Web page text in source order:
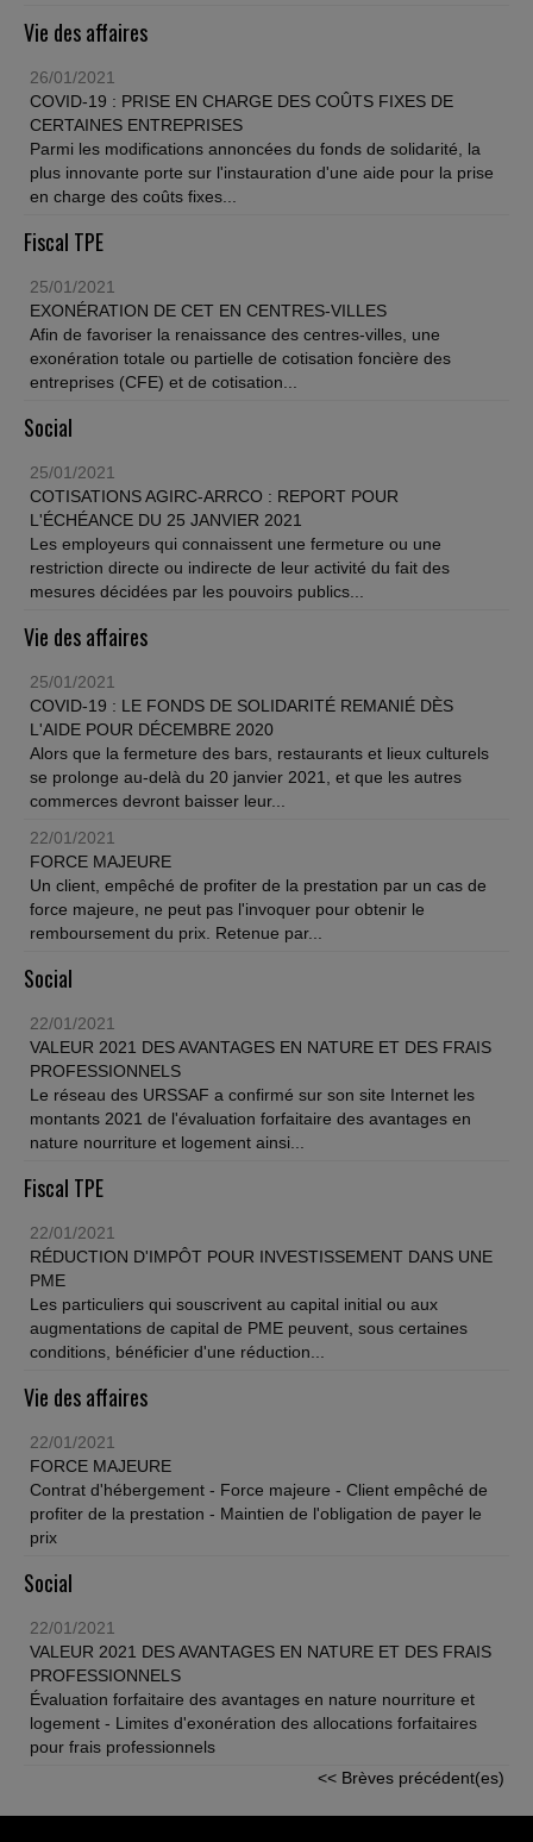
Vie des affaires
26/01/2021
COVID-19 : PRISE EN CHARGE DES COÛTS FIXES DE
CERTAINES ENTREPRISES
Parmi les modifications annoncées du fonds de solidarité, la
plus innovante porte sur l'instauration d'une aide pour la prise
en charge des coûts fixes...
Fiscal TPE
25/01/2021
EXONÉRATION DE CET EN CENTRES-VILLES
Afin de favoriser la renaissance des centres-villes, une
exonération totale ou partielle de cotisation foncière des
entreprises (CFE) et de cotisation...
Social
25/01/2021
COTISATIONS AGIRC-ARRCO : REPORT POUR
L'ÉCHÉANCE DU 25 JANVIER 2021
Les employeurs qui connaissent une fermeture ou une
restriction directe ou indirecte de leur activité du fait des
mesures décidées par les pouvoirs publics...
Vie des affaires
25/01/2021
COVID-19 : LE FONDS DE SOLIDARITÉ REMANIÉ DÈS
L'AIDE POUR DÉCEMBRE 2020
Alors que la fermeture des bars, restaurants et lieux culturels
se prolonge au-delà du 20 janvier 2021, et que les autres
commerces devront baisser leur...
22/01/2021
FORCE MAJEURE
Un client, empêché de profiter de la prestation par un cas de
force majeure, ne peut pas l'invoquer pour obtenir le
remboursement du prix. Retenue par...
Social
22/01/2021
VALEUR 2021 DES AVANTAGES EN NATURE ET DES FRAIS
PROFESSIONNELS
Le réseau des URSSAF a confirmé sur son site Internet les
montants 2021 de l'évaluation forfaitaire des avantages en
nature nourriture et logement ainsi...
Fiscal TPE
22/01/2021
RÉDUCTION D'IMPÔT POUR INVESTISSEMENT DANS UNE
PME
Les particuliers qui souscrivent au capital initial ou aux
augmentations de capital de PME peuvent, sous certaines
conditions, bénéficier d'une réduction...
Vie des affaires
22/01/2021
FORCE MAJEURE
Contrat d'hébergement - Force majeure - Client empêché de
profiter de la prestation - Maintien de l'obligation de payer le
prix
Social
22/01/2021
VALEUR 2021 DES AVANTAGES EN NATURE ET DES FRAIS
PROFESSIONNELS
Évaluation forfaitaire des avantages en nature nourriture et
logement - Limites d'exonération des allocations forfaitaires
pour frais professionnels
<< Brèves précédent(es)